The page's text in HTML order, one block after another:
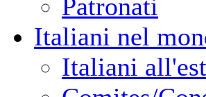
Patronati
Italiani nel
Italiani